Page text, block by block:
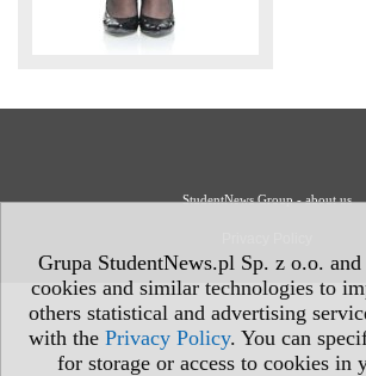
Grupa StudentNews.pl Sp. z o.o. and
cookies and similar technologies to
others statistical and advertising
with the Privacy Policy. You can
for storage or access to cookies in
StudentNews Group - about us